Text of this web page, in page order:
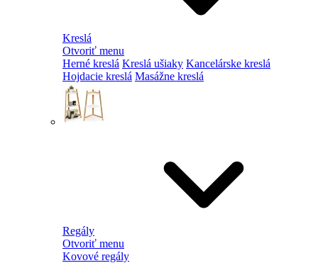
Kreslá
Otvoriť menu
Herné kreslá Kreslá ušiaky Kancelárske kreslá
Hojdacie kreslá Masážne kreslá
Regály
Otvoriť menu
Kovové regály